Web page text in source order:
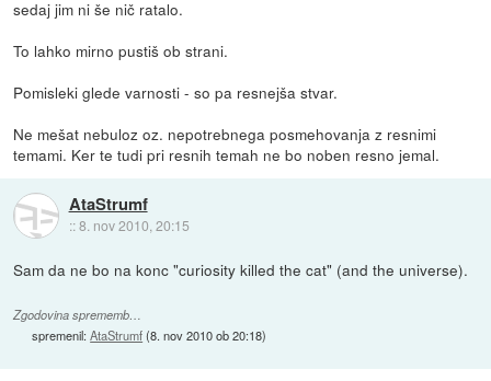
sedaj jim ni še nič ratalo.
To lahko mirno pustiš ob strani.
Pomisleki glede varnosti - so pa resnejša stvar.
Ne mešat nebuloz oz. nepotrebnega posmehovanja z resnimi
temami. Ker te tudi pri resnih temah ne bo noben resno jemal.
AtaStrumf
::8. nov 2010, 20:15
Sam da ne bo na konc "curiosity killed the cat" (and the universe).
Zgodovina sprememb…
spremenil:AtaStrumf(8. nov 2010 ob 20:18)